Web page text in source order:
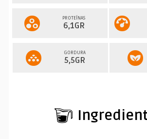
PROTEÍNAS
6,1GR
GORDURA
5,5GR